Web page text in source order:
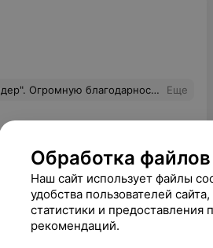
могу сказать, что человек знает и любит свое дело. Ещё раз спасибо Вам огромное, Кирилл. И советую его всем, кто хочет действительно научиться хорошему массажу. Еще
Обработка
Наш сайт использует файлы
удобства пользователей
статистики и предоставления
рекомендаций.